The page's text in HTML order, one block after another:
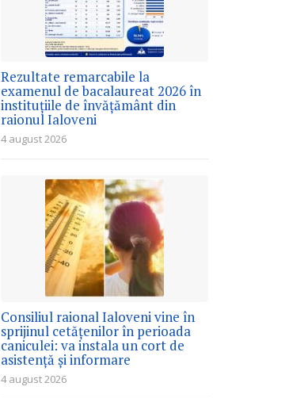
Rezultate remarcabile la
examenul de bacalaureat 2026 în
instituțiile de învățământ din
raionul Ialoveni
4 august 2026
Consiliul raional Ialoveni vine în
sprijinul cetățenilor în perioada
caniculei: va instala un cort de
asistență și informare
4 august 2026